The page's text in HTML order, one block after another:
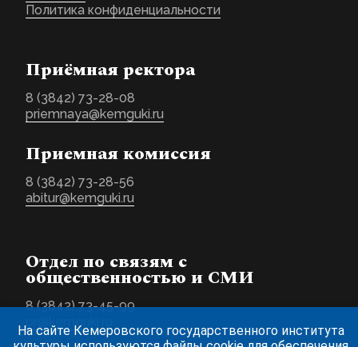
Политика конфиденциальности
Приёмная ректора
8 (3842) 73-28-08
priemnaya@kemguki.ru
Приемная комиссия
8 (3842) 73-28-56
abitur@kemguki.ru
Отдел по связям с
общественностью и СМИ
8 (3842) 73-45-99
pr@kemguki.ru
На сайте Кемеровского государственного института